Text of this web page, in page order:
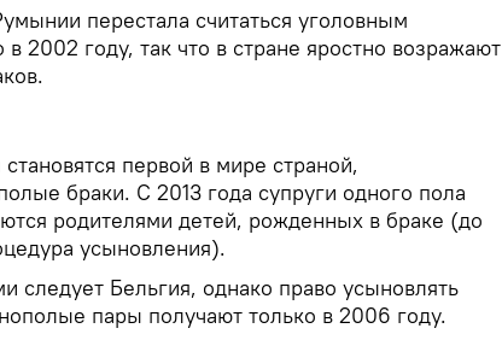
перестала считаться уголовным
2002 году, так что в стране яростно возражают
первой в мире страной,
браки. С 2013 года супруги одного пола
родителями детей, рожденных в браке (до
усыновления).
следует Бельгия, однако право усыновлять
пары получают только в 2006 году.